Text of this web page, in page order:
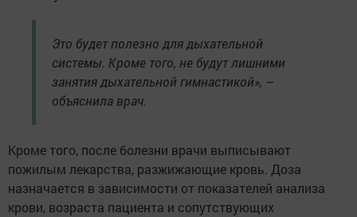
Это будет полезно для дыхательной
системы. Кроме того, не будут лишними
занятия дыхательной гимнастикой», –
объяснила врач.
Кроме того, после болезни врачи выписывают
пожилым лекарства, разжижающие кровь. Доза
назначается в зависимости от показателей анализа
крови, возраста пациента и сопутствующих